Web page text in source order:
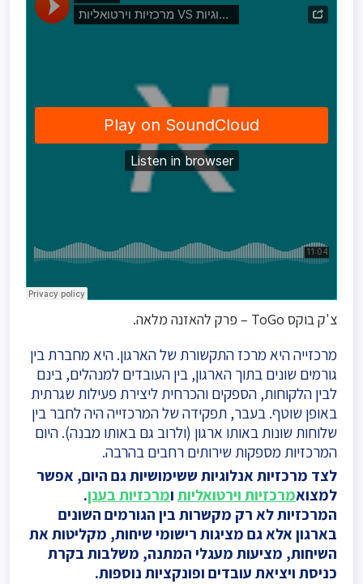
צ'ק בוקס ToGo – פרק להאזנה מלאה.
מרכזייה היא מרכז התקשורת של הארגון. היא מחברת בין
גורמים שונים בתוך הארגון, בין העובדים למנהלים, בינם
לבין הלקוחות, הספקים והכרחית ליצירת פעילות שגרתית
באופן שוטף. בעבר, תפקידה של המרכזייה היה לחבר בין
שלוחות שונות באותו ארגון (ולרוב גם באותו מבנה). היום
המרכזיות מספקות שירותים רחבים בהרבה.
לצד מרכזיות אנלוגיות ששימושיות גם היום, אפשר
למצואמרכזיות וירטואליות ומרכזיות בענן.
המרכזיות לא רק מקשרות בין הגורמים השונים
בארגון אלא גם מציגות רישומי שיחות, מקליטות את
השיחות, מציעות מעגלי המתנה, משלבות בקרת
כניסת ויציאת עובדים ופונקציות נוספות.